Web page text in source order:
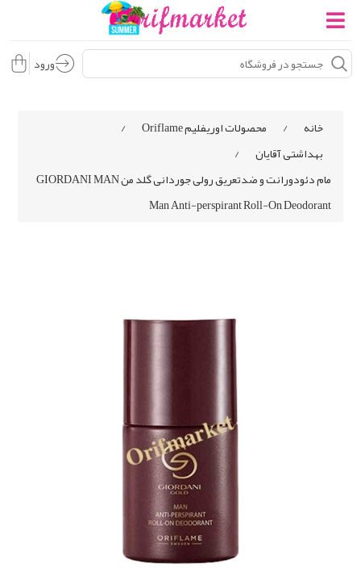
ورود
خانه / محصولات اوریفلیم Oriflame
/
بهداشتی آقایان
/
مام دئودورانت و ضدتعریق رولی جوردانی گلد من GIORDANI MAN
Man Anti-perspirant Roll-On Deodorant